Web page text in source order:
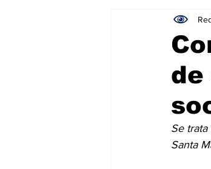
Nacionales
de
Se
Santa